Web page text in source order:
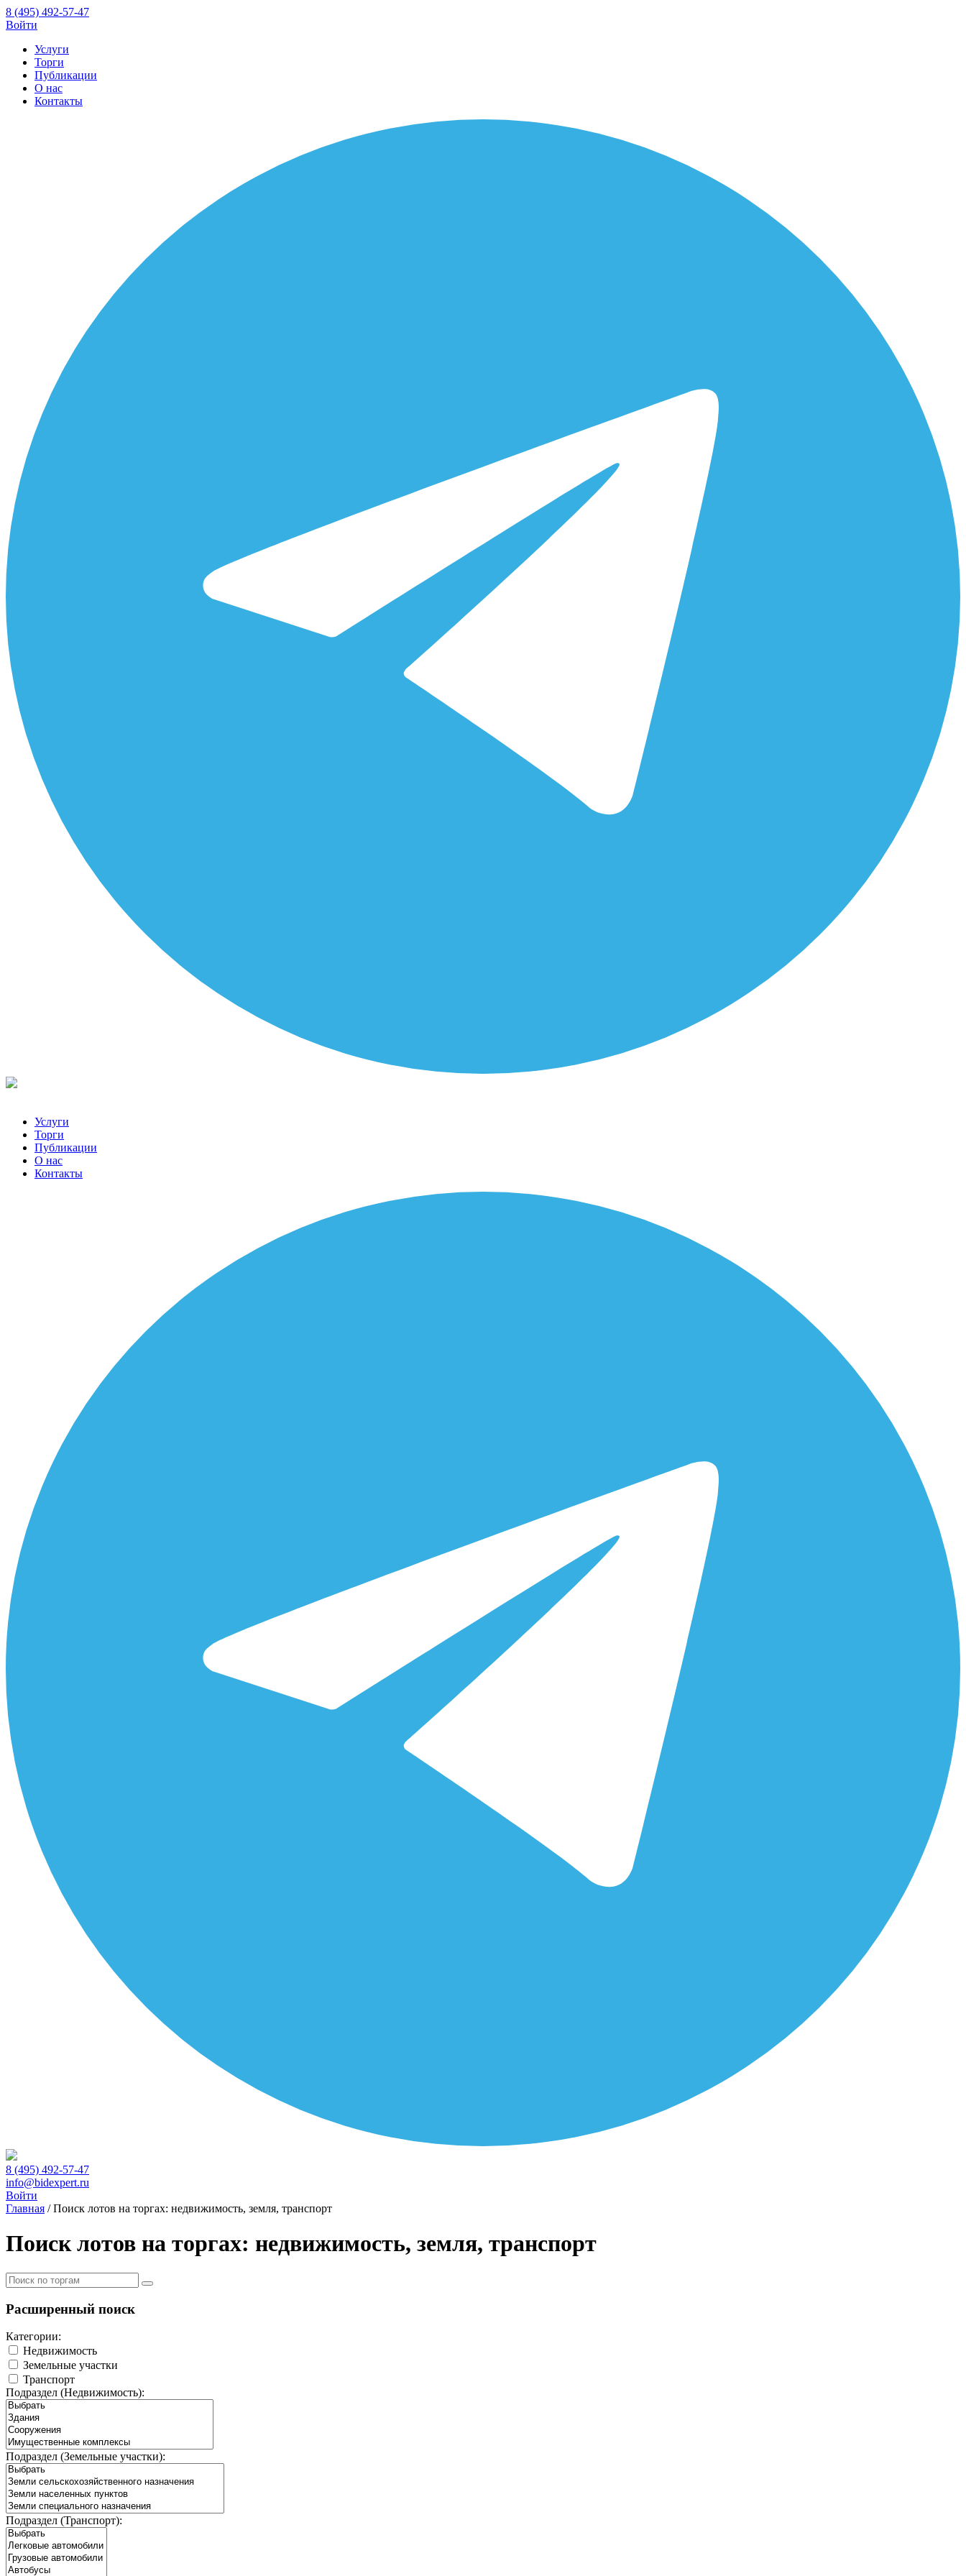
8 (495) 492-57-47
Войти
Услуги
Торги
Публикации
О нас
Контакты
Услуги
Торги
Публикации
О нас
Контакты
8 (495) 492-57-47
info@bidexpert.ru
Войти
Главная /Поиск лотов на торгах: недвижимость, земля, транспорт
Поиск лотов на торгах: недвижимость, земля, транспорт
Расширенный поиск
Категории:
Недвижимость
Земельные участки
Транспорт
Подраздел (Недвижимость):
Подраздел (Земельные участки):
Подраздел (Транспорт):